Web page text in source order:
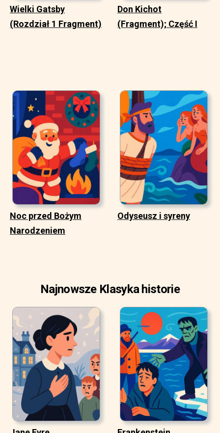
Wielki Gatsby
(Rozdział 1 Fragment)
Don Kichot
(Fragment); Część I
Noc przed Bożym
Narodzeniem
Odyseusz i syreny
Najnowsze Klasyka historie